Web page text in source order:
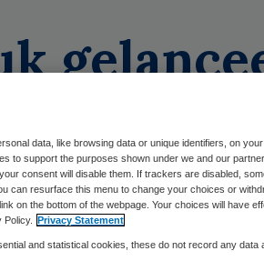
mei 2025,14:30 873 keer gelezen
data, like browsing data or unique identifiers, on your
to support the purposes shown under we and our
consent will disable them. If trackers are disabled,
can resurface this menu to change your choices or
on the bottom of the webpage. Your choices will have
Privacy Statement
and statistical cookies, these do not record any data